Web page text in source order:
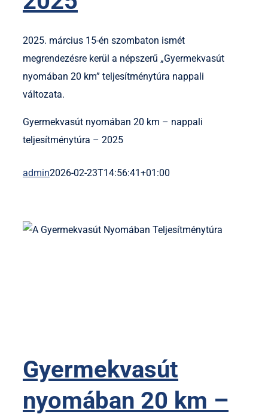
2025. március 15-én szombaton ismét
megrendezésre kerül a népszerű „Gyermekvasút
nyomában 20 km” teljesítménytúra nappali
változata.
Gyermekvasút nyomában 20 km – nappali
teljesítménytúra – 2025
admin2026-02-23T14:56:41+01:00
Gyermekvasút
nyomában 20 km –